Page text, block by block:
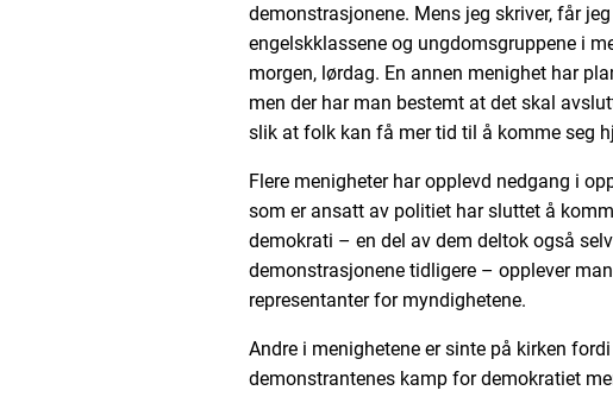
demonstrasjonene. Mens jeg skriver, får
engelskklassene og ungdomsgruppene i
morgen, lørdag. En annen menighet har
men der har man bestemt at det skal
slik at folk kan få mer tid til å komme seg
Flere menigheter har opplevd nedgang i
som er ansatt av politiet har sluttet å
demokrati – en del av dem deltok også
demonstrasjonene tidligere – opplever
representanter for myndighetene.
Andre i menighetene er sinte på kirken
demonstrantenes kamp for demokratiet